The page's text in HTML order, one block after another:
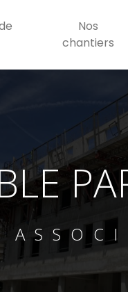
Nos
chantiers